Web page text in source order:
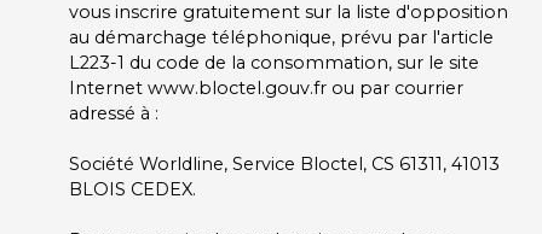
vous inscrire gratuitement sur la liste d'opposition
au démarchage téléphonique, prévu par l'article
L223-1 du code de la consommation, sur le site
Internet www.bloctel.gouv.fr ou par courrier
adressé à :
Société Worldline, Service Bloctel, CS 61311, 41013
BLOIS CEDEX.